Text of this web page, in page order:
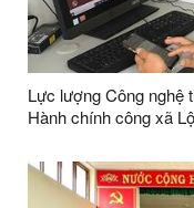
Lực lượng Công nghệ
Hành chính công xã